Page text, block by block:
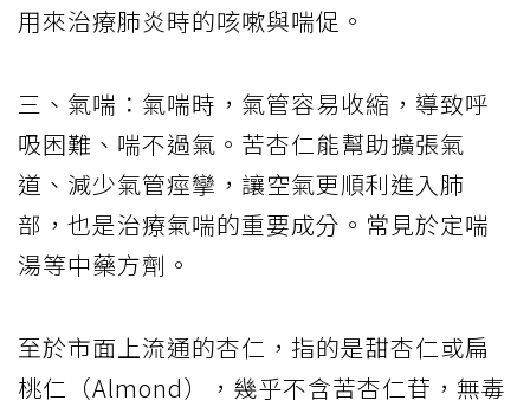
用來治療肺炎時的咳嗽與喘促。
三、氣喘：氣喘時，氣管容易收縮，導致呼
吸困難、喘不過氣。苦杏仁能幫助擴張氣
道、減少氣管痙攣，讓空氣更順利進入肺
部，也是治療氣喘的重要成分。常見於定喘
湯等中藥方劑。
至於市面上流通的杏仁，指的是甜杏仁或扁
桃仁（Almond），幾乎不含苦杏仁苷，無毒